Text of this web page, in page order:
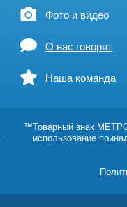
Фото и видео
О нас говорят
Наша команда
™Товарный знак
использование